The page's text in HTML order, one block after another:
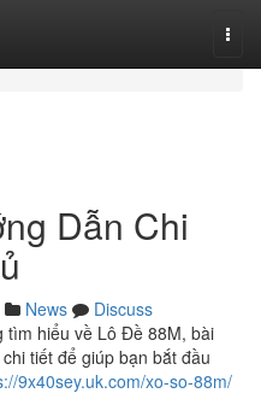
Dẫn Chi
News
Discuss
tìm hiểu về Lô Đề 88M, bài
tiết để giúp bạn bắt đầu
9x40sey.uk.com/xo-so-88m/